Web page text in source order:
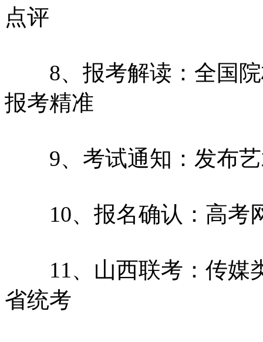
点评
8、报考解读：全国院
报考精准
9、考试通知：发布艺
10、报名确认：高考
11、山西联考：传媒
省统考